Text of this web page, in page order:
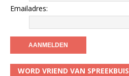
Emailadres:
WORD VRIEND VAN SPREEKBUIS